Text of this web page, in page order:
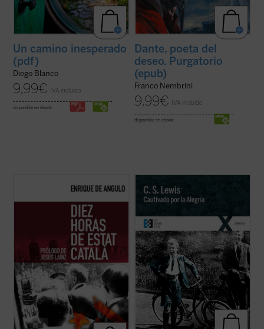
Un camino inesperado
(pdf)
Diego Blanco
9,99€ IVA incluido
disponible en ebook:
Dante, poeta del
deseo. Purgatorio
(epub)
Franco Nembrini
9,99€ IVA incluido
disponible en ebook:
los trágicos episodios que tuvieron lugar en
1934, realizada por quien fuera testigo
directo de los mismos al encontrarse «en
primera línea» para cubrir la ... (ver ficha)
autobiográfica que C.S. Lewis escribió para
responder a las numerosas peticiones que
para ello a su propia ...